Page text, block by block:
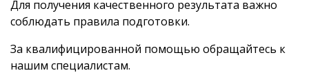
Для получения качественного результата важно
соблюдать правила подготовки.
За квалифицированной помощью обращайтесь к
нашим специалистам.